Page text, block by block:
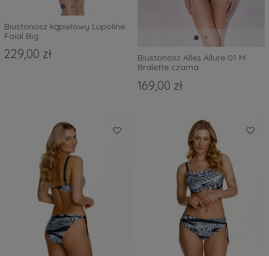
Biustonosz kąpielowy Lupoline
Faial Big
229,00 zł
Biustonosz Alles Allure 01 M
Bralette czarna
169,00 zł